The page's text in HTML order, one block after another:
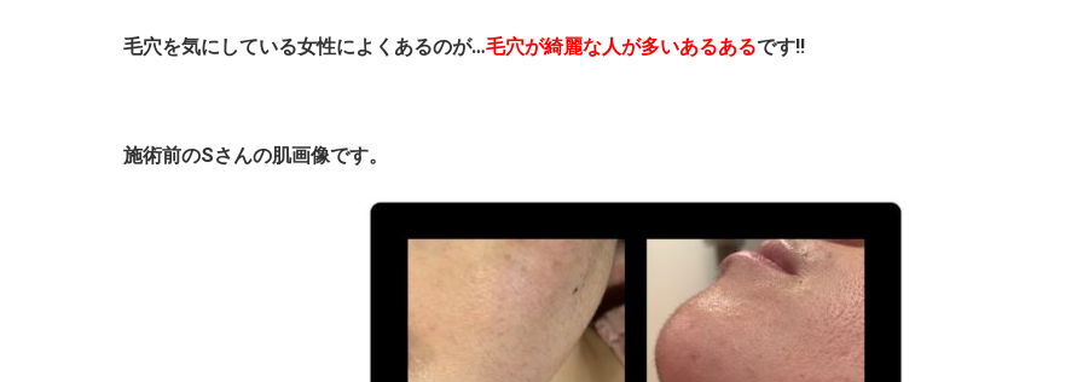
毛穴を気にしている女性によくあるのが…毛穴が綺麗な人が多いあるあるです!!
施術前のSさんの肌画像です。